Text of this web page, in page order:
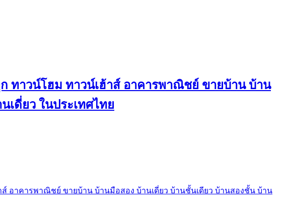
ทาวน์โฮม ทาวน์เฮ้าส์ อาคารพาณิชย์ ขายบ้าน บ้าน
เดี่ยว ในประเทศไทย
อาคารพาณิชย์ ขายบ้าน บ้านมือสอง บ้านเดี่ยว บ้านชั้นเดียว บ้านสองชั้น บ้าน